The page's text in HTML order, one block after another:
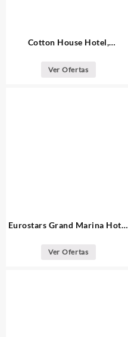
Cotton House Hotel,
Barcelona
Ver Ofertas
Eurostars Grand Marina Hotel
Ver Ofertas